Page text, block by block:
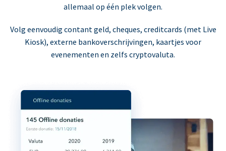
allemaal op één plek volgen.
Volg eenvoudig contant geld, cheques, creditcards (met Live
Kiosk), externe bankoverschrijvingen, kaartjes voor
evenementen en zelfs cryptovaluta.